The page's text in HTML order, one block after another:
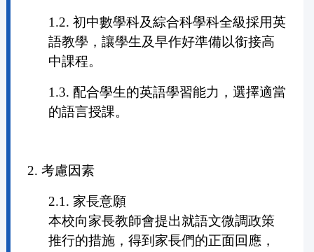
1.2. 初中數學科及綜合科學科全級採用英
語教學，讓學生及早作好準備以銜接高
中課程。
1.3. 配合學生的英語學習能力，選擇適當
的語言授課。
2. 考慮因素
2.1. 家長意願
本校向家長教師會提出就語文微調政策
推行的措施，得到家長們的正面回應，